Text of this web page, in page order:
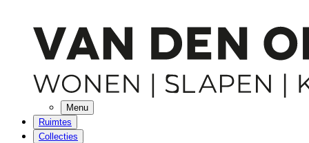
Menu
Ruimtes
Collecties